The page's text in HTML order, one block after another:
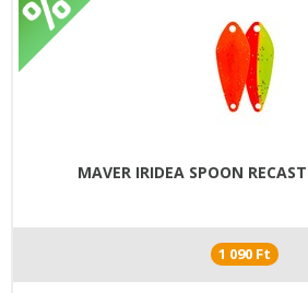
MAVER IRIDEA SPOON
1 090 Ft